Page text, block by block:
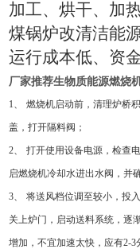
加工、烘干、加
煤锅炉改清洁能
运行成本低、资
厂家推荐生物质能源燃烧
1、 燃烧机启动前，清理炉桥
盖，打开隔料阀；
2、 打开使用设备电源，检查
启燃烧机冷却水进出水阀，并
3、 将送风档位调至较小，投
关上炉门，启动送料系统，逐
增加，不宜加速太快，应有2-3